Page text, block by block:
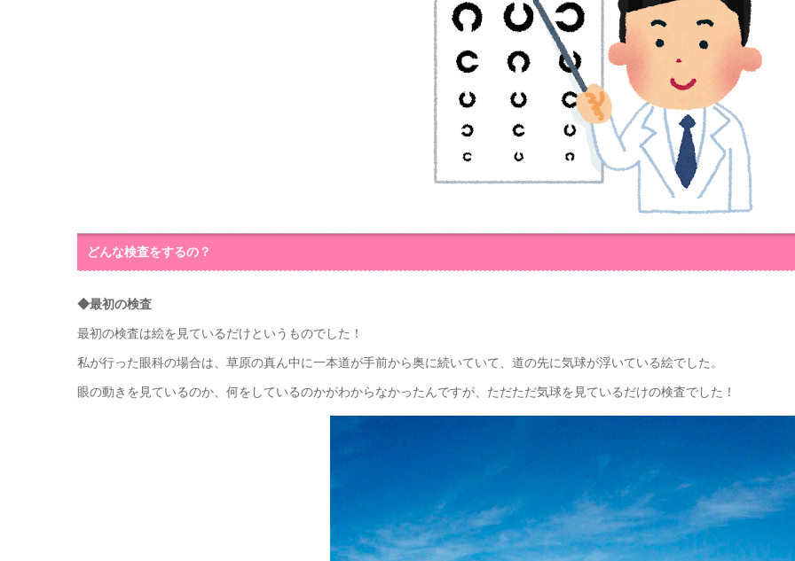
どんな検査をするの？
◆最初の検査
最初の検査は絵を見ているだけというものでした！
私が行った眼科の場合は、草原の真ん中に一本道が手前から奥に続いていて、道の先に気球が浮いている絵でした。
眼の動きを見ているのか、何をしているのかがわからなかったんですが、ただただ気球を見ているだけの検査でした！